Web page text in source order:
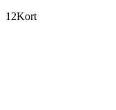
12Kort